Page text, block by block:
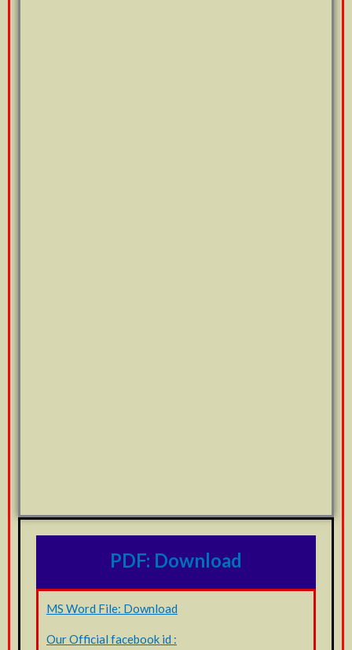
PDF: Download
MS Word File: Download
Our Official facebook id :